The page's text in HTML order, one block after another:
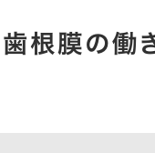
根膜の働